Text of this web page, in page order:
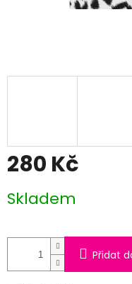
280 Kč
cena:
Skladem
Přidat